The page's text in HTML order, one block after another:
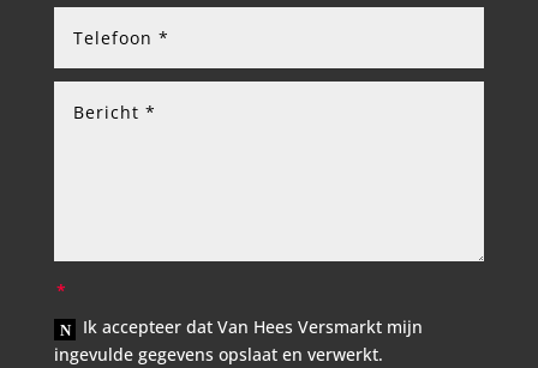
Ik accepteer dat Van Hees Versmarkt mijn
ingevulde gegevens opslaat en verwerkt.